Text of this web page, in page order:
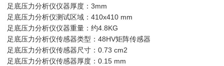
足底压力分析仪仪器厚度：3mm
足底压力分析仪测试区域：410x410 mm
足底压力分析仪仪器重量：约4.8KG
足底压力分析仪传感器类型：48HV矩阵传感器
足底压力分析仪传感器尺寸：0.73 cm2
足底压力分析仪传感器厚度：0.15 mm